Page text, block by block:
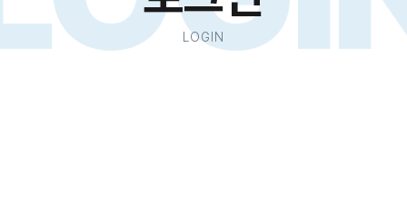
LOGIN